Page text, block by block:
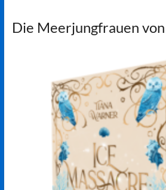
Die Meerjungfrauen